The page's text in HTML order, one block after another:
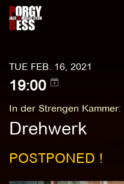
TUE FEB. 16, 2021
19:00
In der Strengen Kammer:
Drehwerk
POSTPONED !